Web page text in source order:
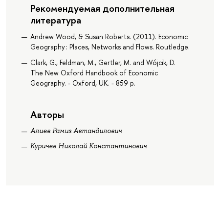
Рекомендуемая дополнительная
литература
Andrew Wood, & Susan Roberts. (2011). Economic
Geography : Places, Networks and Flows. Routledge.
Clark, G., Feldman, M., Gertler, M. and Wójcik, D.
The New Oxford Handbook of Economic
Geography. - Oxford, UK. - 859 p.
Авторы
Алиев Рамиз Автандилович
Куричев Николай Константинович